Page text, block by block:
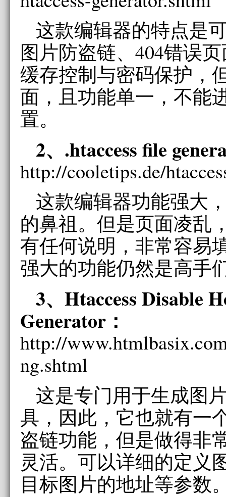
这款编辑器的特点是
图片防盗链、404错误
缓存控制与密码保护，
面，且功能单一，不能
置。
2、.htaccess file
http://cooletips.de/
这款编辑器功能强大
的鼻祖。但是页面凌乱
有任何说明，非常容易
强大的功能仍然是高手
3、Htaccess Disable
Generator：
http://
ng.shtml
这是专门用于生成图
具，因此，它也就有一
盗链功能，但是做得非
灵活。可以详细的定义
目标图片的地址等参数